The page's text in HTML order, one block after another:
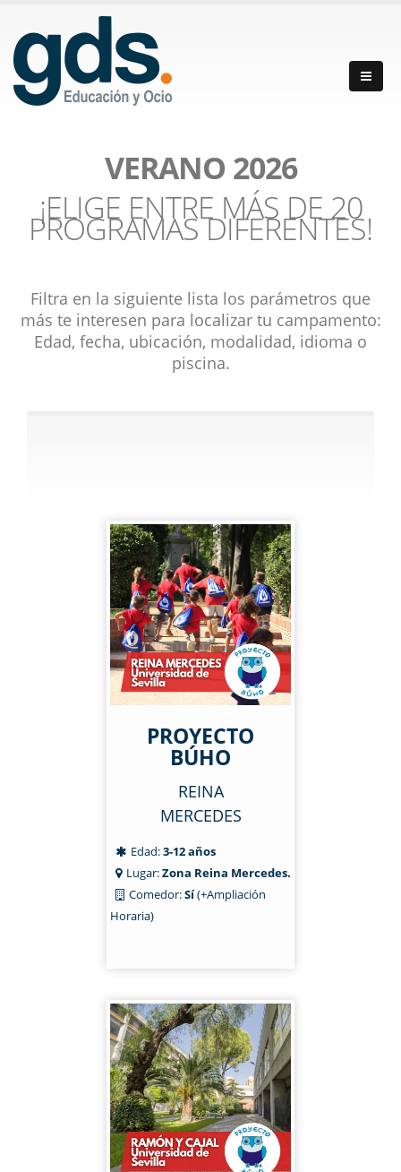
VERANO 2026
¡ELIGE ENTRE MÁS DE 20
PROGRAMAS DIFERENTES!
Filtra en la siguiente lista los parámetros que
más te interesen para localizar tu campamento:
Edad, fecha, ubicación, modalidad, idioma o
piscina.
PROYECTO
BÚHO
REINA
MERCEDES
Edad:3-12 años
Lugar:Zona Reina Mercedes.
Comedor:Sí(+Ampliación
Horaria)